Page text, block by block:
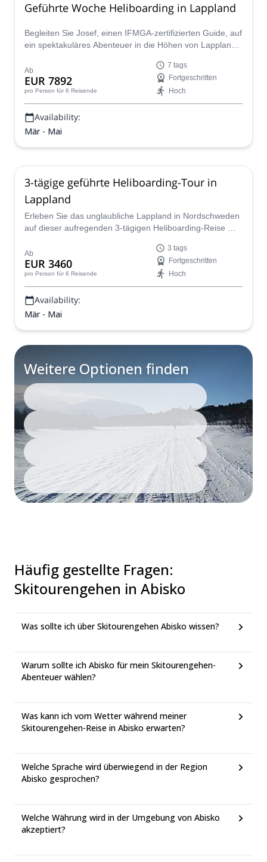
Geführte Woche Heliboarding in Lappland
Begleiten Sie Josef, einen IFMGA-zertifizierten Guide, auf
ein spektakuläres Abenteuer in die Höhen von Lappland,
Ab
EUR 7892
pro Person für 6 Reisende
7 tags
Fortgeschritten
Hoch
Availability:
Mär - Mai
3-tägige geführte Heliboarding-Tour in
Lappland
Erleben Sie das unglaubliche Lappland in Nordschweden
auf dieser aufregenden 3-tägigen Heliboarding-Reise mit
Ab
EUR 3460
pro Person für 6 Reisende
3 tags
Fortgeschritten
Hoch
Availability:
Mär - Mai
Weitere Optionen finden
Häufig gestellte Fragen:
Skitourengehen in Abisko
Was sollte ich über Skitourengehen Abisko wissen?
Warum sollte ich Abisko für mein Skitourengehen-
Abenteuer wählen?
Was kann ich vom Wetter während meiner
Skitourengehen-Reise in Abisko erwarten?
Welche Sprache wird überwiegend in der Region
Abisko gesprochen?
Welche Währung wird in der Umgebung von Abisko
akzeptiert?